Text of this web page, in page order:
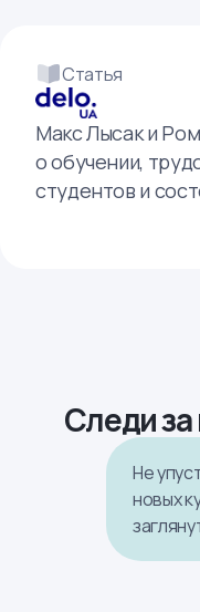
Статья
Макс Лысак и
о обучении,
студентов и
Следи
Не
новых